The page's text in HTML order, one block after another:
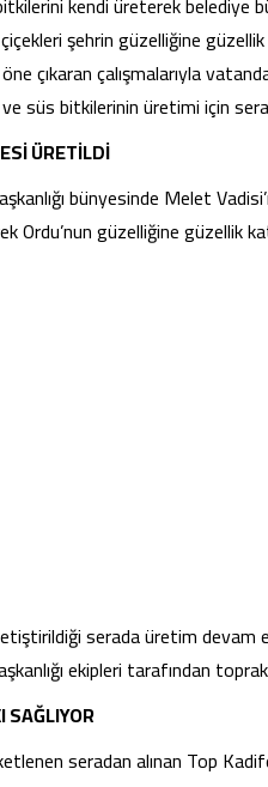
şehrin güzelliğine
çıkaran çalışmalarıyla
ve süs bitkilerinin üretimi için
ÜRETİLDİ
bünyesinde Melet
Ordu’nun güzelliğine güzellik
serada üretim
ekipleri tarafından
SAĞLIYOR
seradan alınan Top